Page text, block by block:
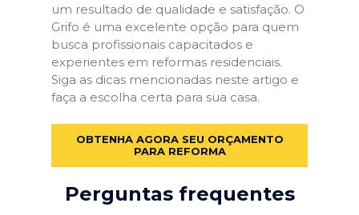
um resultado de qualidade e satisfação. O
Grifo é uma excelente opção para quem
busca profissionais capacitados e
experientes em reformas residenciais.
Siga as dicas mencionadas neste artigo e
faça a escolha certa para sua casa.
OBTENHA AGORA SEU ORÇAMENTO
PARA REFORMA
Perguntas frequentes